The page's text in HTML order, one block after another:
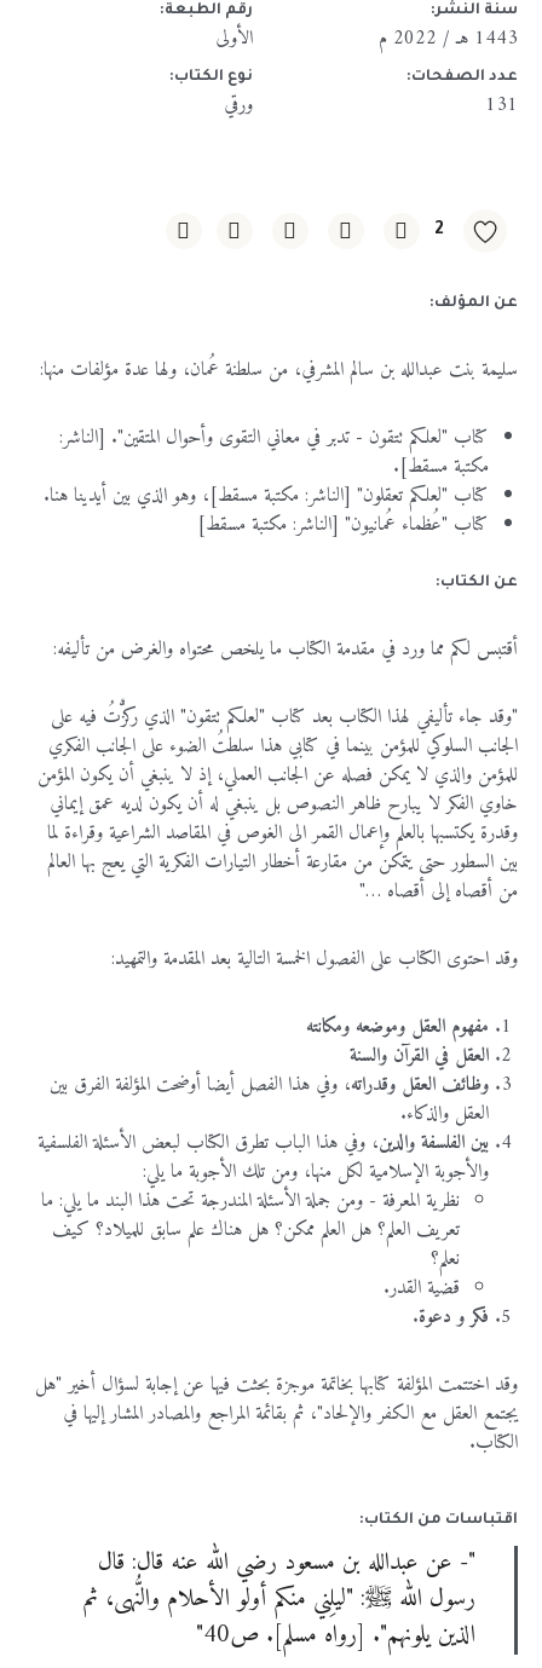
سنة النشر:
1443 هـ / 2022 م
رقم الطبعة:
الأولى
عدد الصفحات:
131
نوع الكتاب:
ورقي
2
عن المؤلف:
سليمة بنت عبدالله بن سالمالمشرفي، من سلطنة عُمان، ولهاعدة مؤلفات منها:
كتاب "لعلكمتتقون - تدبرفي معاني التقوى وأحوال المتقين". [الناشر:
مكتبة مسقط].
كتاب "لعلكمتعقلون" [الناشر:مكتبة مسقط]، وهو الذي بينأيديناهنا.
كتاب "عُظماء عُمانيون" [الناشر:مكتبة مسقط]
عن الكتاب:
أقتبس لكممماورد في مقدمة الكتاب مايلخص محتواه والغرضمن تأليفه:
"وقد جاء تأليفي لهذا الكتاب بعد كتاب "لعلكمتتقون"الذي ركزّْتُ فيه على
الجانب السلوكي للمؤمن بينمافي كتابي هذا سلطتُ الضوء على الجانب الفكري
للمؤمن والذي لا يمكن فصله عن الجانب العملي، إذ لا ينبغي أنيكونالمؤمن
خاوي الفكر لا يبارح ظاهر النصوصبل ينبغي له أنيكون لديه عمق إيماني
وقدرة يكتسبهابالعلم وإعمال القمر الى الغوصفي المقاصد الشراعية وقراءة لما
بينالسطورحتى يتمكن من مقارعة أخطارالتيارات الفكرية التي يعج بهاالعالم
من أقصاه إلى أقصاه …"
وقد احتوى الكتاب على الفصول الخمسة التالية بعد المقدمة والتمهيد:
مفهوم العقل وموضعهومكانته
العقل في القرآن والسنة
وظائف العقل وقدراته، وفي هذا الفصل أيضاأوضحت المؤلفة الفرق بين
العقل والذكاء.
بينالفلسفةوالدين، وفي هذا الباب تطرق الكتاب لبعض الأسئلةالفلسفية
والأجوبة الإسلامية لكل منها، ومن تلك الأجوبة مايلي:
نظرية المعرفة - ومن جملةالأسئلةالمندرجة تحت هذا البند مايلي:ما
تعريف العلم؟هل العلم ممكن؟هل هناك علم سابق للميلاد؟ كيف
نعلم؟
قضية القدر.
فكر و دعوة.
وقد اختتمت المؤلفة كتابهابخاتمة موجزة بحثت فيها عن إجابة لسؤال أخير"هل
يجتمع العقل مع الكفر والإلحاد"، ثمبقائمة المراجع والمصادرالمشارإليهافي
الكتاب.
اقتباسات من الكتاب:
"- عن عبدالله بن مسعود رضي الله عنه قال: قال
رسول الله ﷺ: "ليلِني منكم أولو الأحلام والنُّهى، ثم
الذين يلونهم". [رواه مسلم]. ص40"